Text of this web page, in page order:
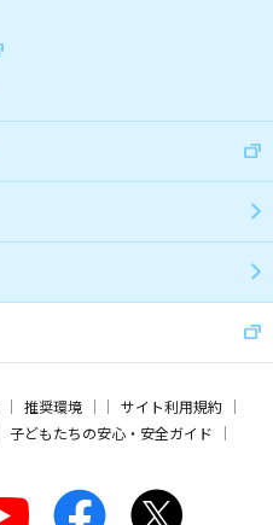
推奨環境
サイト利用規約
子どもたちの安心・安全ガイド